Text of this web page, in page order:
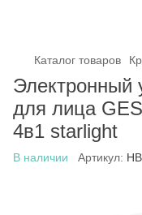
Каталог товаров
Электронный
для лица
4в1 starlight
В наличии Артикул: